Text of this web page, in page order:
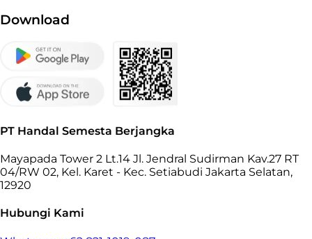
Download
PT Handal Semesta Berjangka
Mayapada Tower 2 Lt.14 Jl. Jendral Sudirman Kav.27 RT
04/RW 02, Kel. Karet - Kec. Setiabudi Jakarta Selatan,
12920
Hubungi Kami